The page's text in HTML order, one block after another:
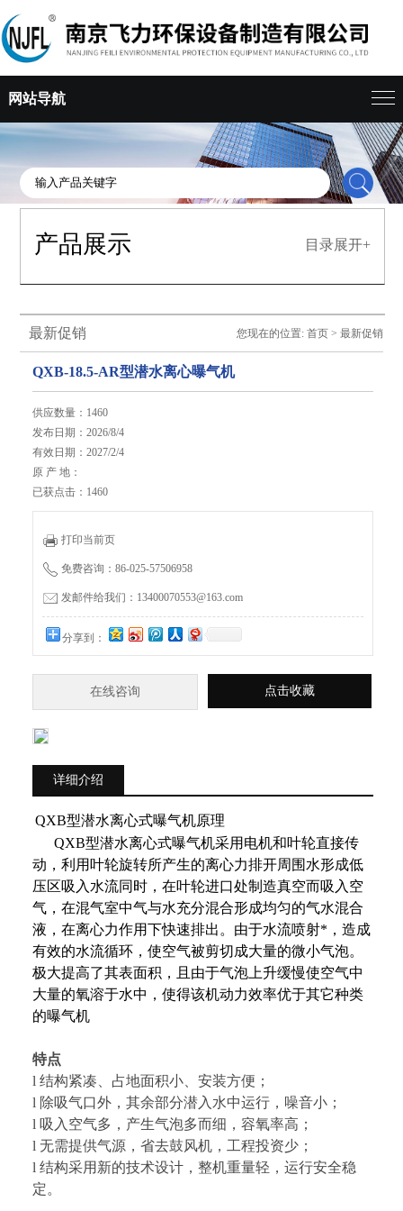
网站导航
产品展示 目录展开+
最新促销 您现在的位置: 首页> 最新促销
QXB-18.5-AR型潜水离心曝气机
供应数量：1460
发布日期：2026/8/4
有效日期：2027/2/4
原 产 地：
已获点击：1460
打印当前页
免费咨询：86-025-57506958
发邮件给我们：13400070553@163.com
分享到：
在线咨询 点击收藏
详细介绍
QXB型潜水离心式曝气机原理
QXB型潜水离心式曝气机采用电机和叶轮直接传
动，利用叶轮旋转所产生的离心力排开周围水形成低
压区吸入水流同时，在叶轮进口处制造真空而吸入空
气，在混气室中气与水充分混合形成均匀的气水混合
液，在离心力作用下快速排出。由于水流喷射*，造成
有效的水流循环，使空气被剪切成大量的微小气泡。
极大提高了其表面积，且由于气泡上升缓慢使空气中
大量的氧溶于水中，使得该机动力效率优于其它种类
的曝气机
特点
l 结构紧凑、占地面积小、安装方便；
l 除吸气口外，其余部分潜入水中运行，噪音小；
l 吸入空气多，产生气泡多而细，容氧率高；
l 无需提供气源，省去鼓风机，工程投资少；
l 结构采用新的技术设计，整机重量轻，运行安全稳
定。